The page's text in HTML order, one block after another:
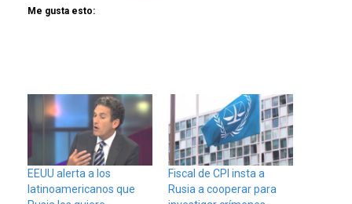
Me gusta esto:
EEUU alerta a los
latinoamericanos que
Fiscal de CPI insta a
Rusia a cooperar para